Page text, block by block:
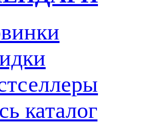
каталог